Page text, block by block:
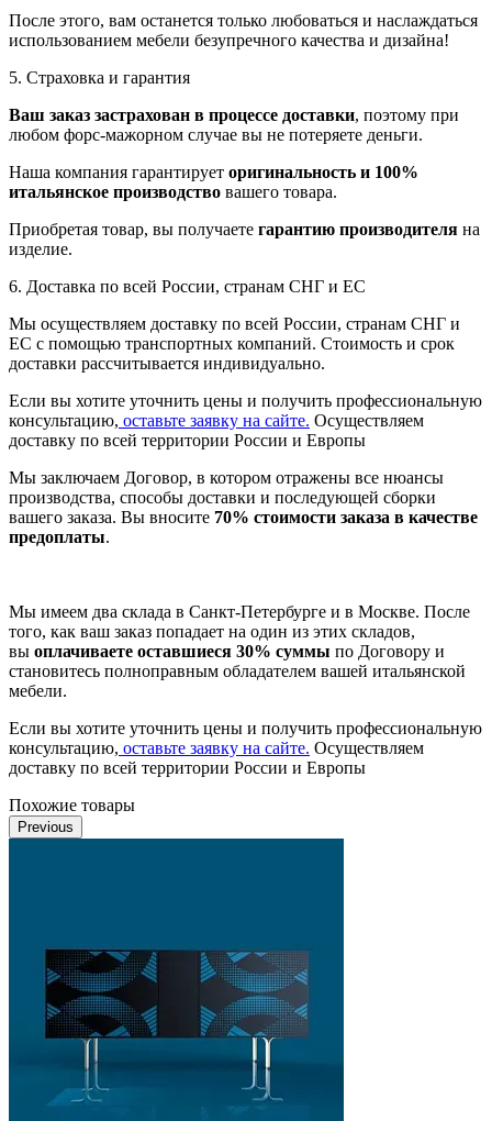
После этого, вам останется только любоваться и наслаждаться
использованием мебели безупречного качества и дизайна!
5. Страховка и гарантия
Ваш заказ застрахован в процессе доставки, поэтому при
любом форс-мажорном случае вы не потеряете деньги.
Наша компания гарантирует оригинальность и 100%
итальянское производство вашего товара.
Приобретая товар, вы получаете гарантию производителя на
изделие.
6. Доставка по всей России, странам СНГ и ЕС
Мы осуществляем доставку по всей России, странам СНГ и
ЕС с помощью транспортных компаний. Стоимость и срок
доставки рассчитывается индивидуально.
Если вы хотите уточнить цены и получить профессиональную
консультацию, оставьте заявку на сайте. Осуществляем
доставку по всей территории России и Европы
Мы заключаем Договор, в котором отражены все нюансы
производства, способы доставки и последующей сборки
вашего заказа. Вы вносите 70% стоимости заказа в качестве
предоплаты.
Мы имеем два склада в Санкт-Петербурге и в Москве. После
того, как ваш заказ попадает на один из этих складов,
вы оплачиваете оставшиеся 30% суммы по Договору и
становитесь полноправным обладателем вашей итальянской
мебели.
Если вы хотите уточнить цены и получить профессиональную
консультацию, оставьте заявку на сайте. Осуществляем
доставку по всей территории России и Европы
Похожие товары
Previous